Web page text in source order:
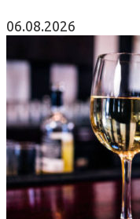
06.08.2026